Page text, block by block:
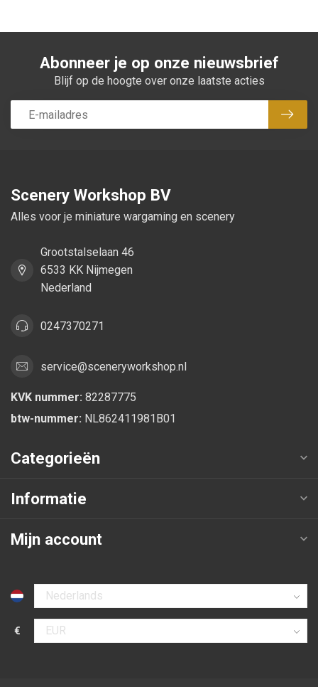
Abonneer je op onze nieuwsbrief
Blijf op de hoogte over onze laatste acties
Scenery Workshop BV
Alles voor je miniature wargaming en scenery
Grootstalselaan 46
6533 KK Nijmegen
Nederland
0247370271
service@sceneryworkshop.nl
KVK nummer: 82287775
btw-nummer: NL862411981B01
Categorieën
Informatie
Mijn account
Selecteer taal
€
Selecteer valuta